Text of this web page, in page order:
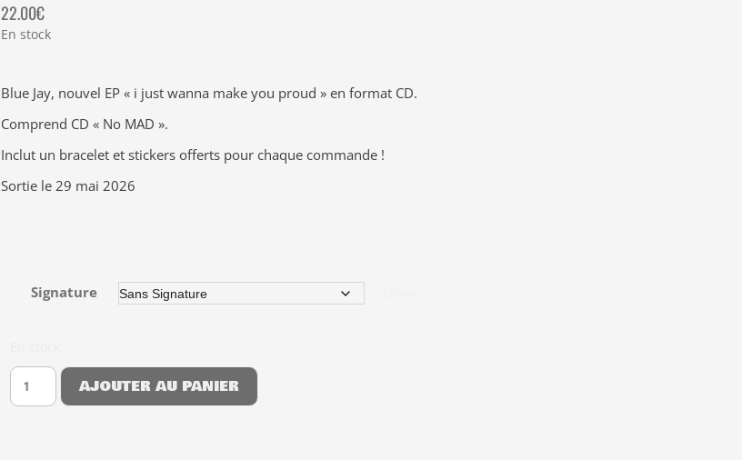
22.00€
En stock
Blue Jay, nouvel EP « i just wanna make you proud » en format CD.
Comprend CD « No MAD ».
Inclut un bracelet et stickers offerts pour chaque commande !
Sortie le 29 mai 2026
Signature
AJOUTER AU PANIER